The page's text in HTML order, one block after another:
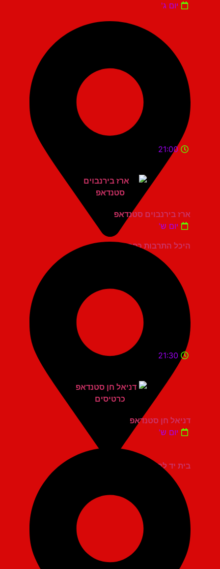
יום ג'
היכל התרבות כפר סבא
21:00
ארז בירנבוים סטנדאפ
יום ש'
בית יד לבנים אשדוד
21:30
דניאל חן סטנדאפ
יום ש'